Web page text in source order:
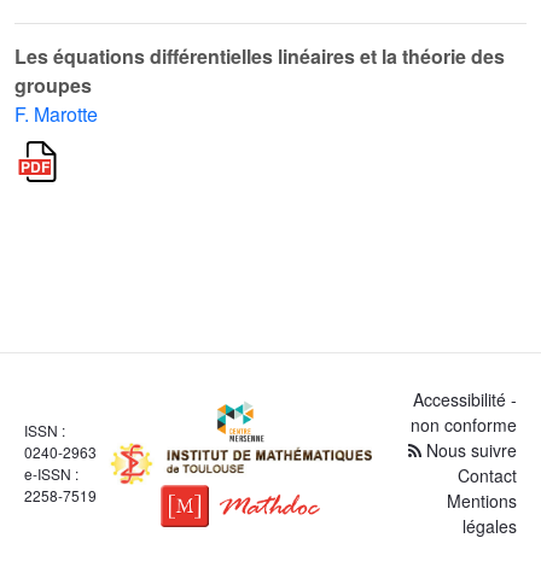
Les équations différentielles linéaires et la théorie des
groupes
F. Marotte
ISSN :
0240-2963
e-ISSN :
2258-7519
Accessibilité -
non conforme
Nous suivre
Contact
Mentions
légales